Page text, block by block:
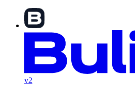
v2